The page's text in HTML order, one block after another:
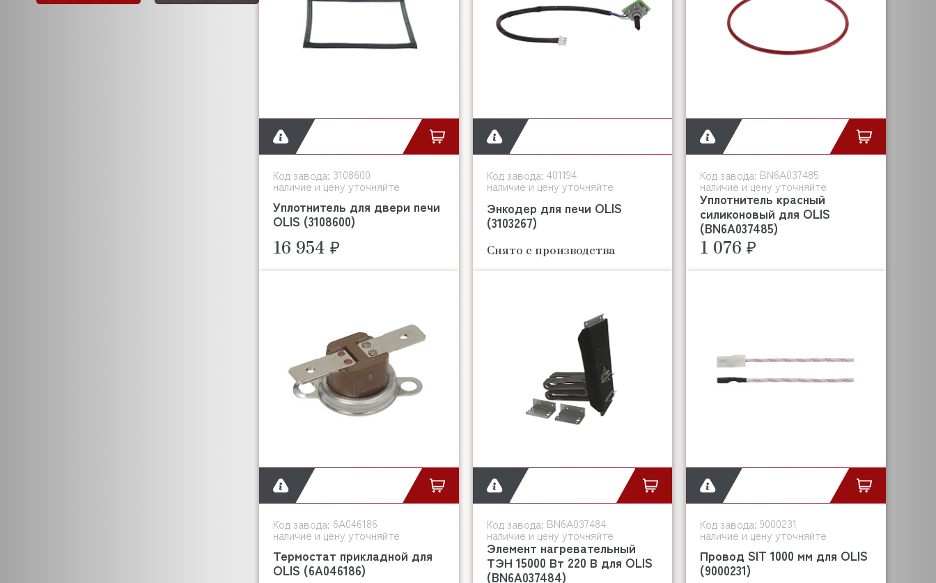
Код завода: 3108600
наличие и цену уточняйте
Уплотнитель для двери печи
OLIS (3108600)
16 954 ₽
Код завода: 401194
наличие и цену уточняйте
Энкодер для печи OLIS
(3103267)
Снято с производства
Код завода: BN6A037485
наличие и цену уточняйте
Уплотнитель красный
силиконовый для OLIS
(BN6A037485)
1 076 ₽
Код завода: 6A046186
наличие и цену уточняйте
Термостат прикладной для
OLIS (6A046186)
Код завода: BN6A037484
наличие и цену уточняйте
Элемент нагревательный
ТЭН 15000 Вт 220 В для OLIS
(BN6A037484)
Код завода:9000231
наличие и цену уточняйте
Провод SIT 1000 мм для OLIS
(9000231)